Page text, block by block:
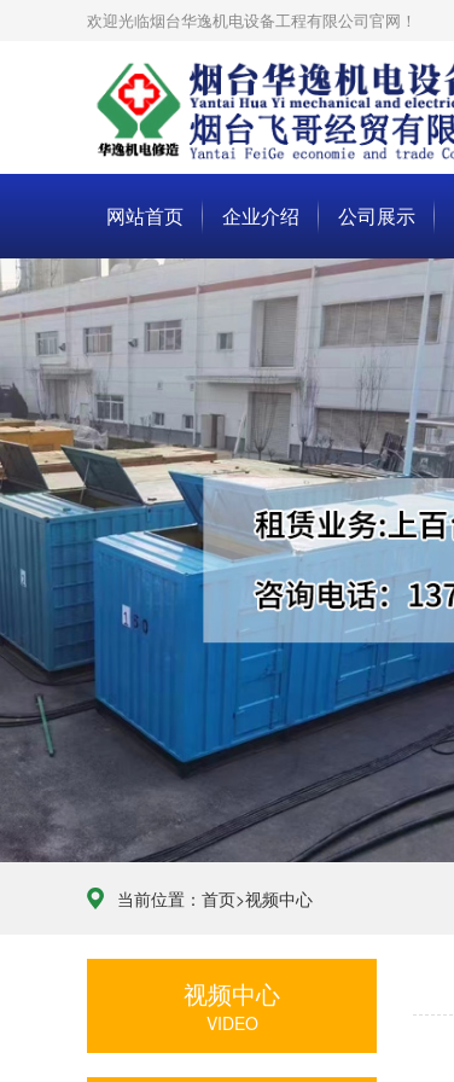
欢迎光临烟台华逸机电设备工程有限公司官网！
网站首页 企业介绍 公司展示
当前位置： 首页>视频中心
视频中心
VIDEO